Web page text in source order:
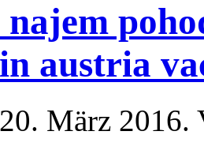
najem
austria
März